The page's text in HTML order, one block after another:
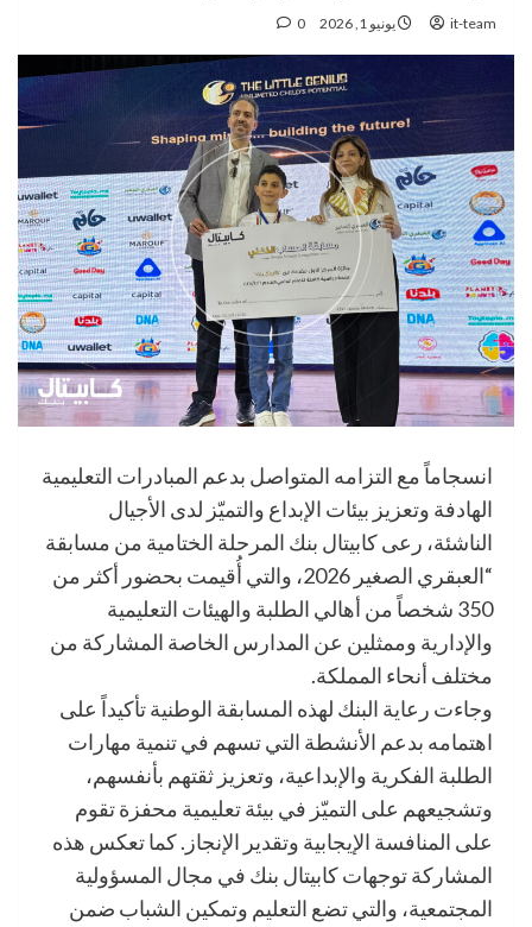
it-team يونيو 1, 2026 0
انسجاماً مع التزامه المتواصل بدعم المبادرات التعليمية
الهادفة وتعزيز بيئات الإبداع والتميّز لدى الأجيال
الناشئة، رعى كابيتال بنك المرحلة الختامية من مسابقة
“العبقري الصغير 2026، والتي أُقيمت بحضور أكثر من
350 شخصاً من أهالي الطلبة والهيئات التعليمية
والإدارية وممثلين عن المدارس الخاصة المشاركة من
مختلف أنحاء المملكة.
وجاءت رعاية البنك لهذه المسابقة الوطنية تأكيداً على
اهتمامه بدعم الأنشطة التي تسهم في تنمية مهارات
الطلبة الفكرية والإبداعية، وتعزيز ثقتهم بأنفسهم،
وتشجيعهم على التميّز في بيئة تعليمية محفزة تقوم
على المنافسة الإيجابية وتقدير الإنجاز. كما تعكس هذه
المشاركة توجهات كابيتال بنك في مجال المسؤولية
المجتمعية، والتي تضع التعليم وتمكين الشباب ضمن